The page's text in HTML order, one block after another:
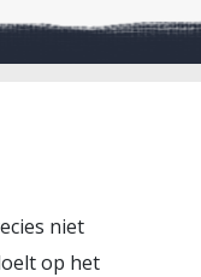
niet
op het